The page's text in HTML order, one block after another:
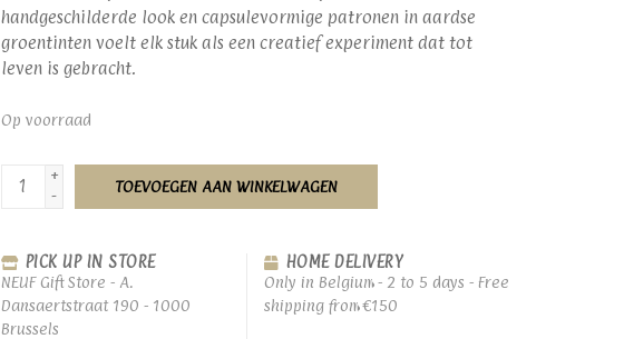
handgeschilderde look en capsulevormige patronen in aardse
groentinten voelt elk stuk als een creatief experiment dat tot
leven is gebracht.
Op voorraad
+
-
TOEVOEGEN AAN WINKELWAGEN
PICK UP IN STORE
NEUF Gift Store - A.
Dansaertstraat 190 - 1000
Brussels
HOME DELIVERY
Only in Belgium - 2 to 5 days - Free
shipping from €150